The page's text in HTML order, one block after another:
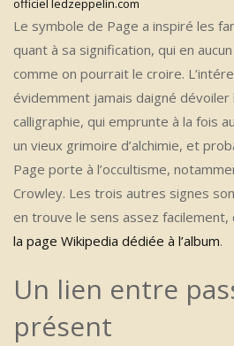
officiel ledzeppelin.com
Le symbole de Page a inspiré les
quant à sa signification, qui en
comme on pourrait le croire.
évidemment jamais daigné
calligraphie, qui emprunte à la fois
un vieux grimoire d’alchimie, et
Page porte à l’occultisme,
Crowley. Les trois autres signes
en trouve le sens assez
la page Wikipedia dédiée à l’album.
Un lien entre
présent